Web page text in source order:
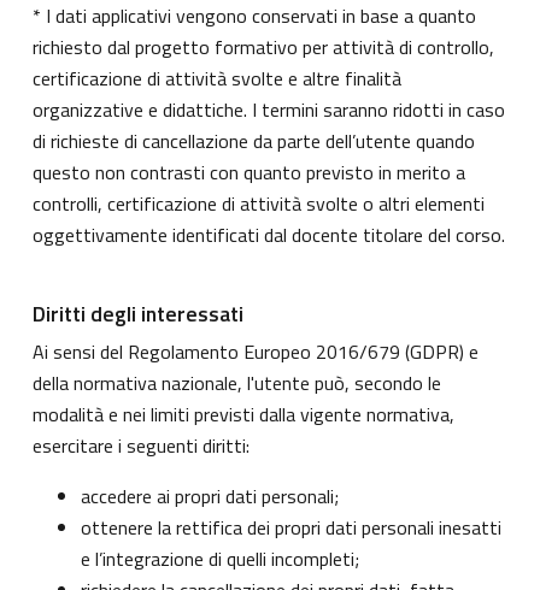
* I dati applicativi vengono conservati in base a quanto
richiesto dal progetto formativo per attività di controllo,
certificazione di attività svolte e altre finalità
organizzative e didattiche. I termini saranno ridotti in caso
di richieste di cancellazione da parte dell’utente quando
questo non contrasti con quanto previsto in merito a
controlli, certificazione di attività svolte o altri elementi
oggettivamente identificati dal docente titolare del corso.
Diritti degli interessati
Ai sensi del Regolamento Europeo 2016/679 (GDPR) e
della normativa nazionale, l'utente può, secondo le
modalità e nei limiti previsti dalla vigente normativa,
esercitare i seguenti diritti:
accedere ai propri dati personali;
ottenere la rettifica dei propri dati personali inesatti
e l’integrazione di quelli incompleti;